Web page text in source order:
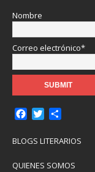
Nombre
Correo electrónico*
c
b
i
t
m
a
BLOGS LITERARIOS
QUIENES SOMOS